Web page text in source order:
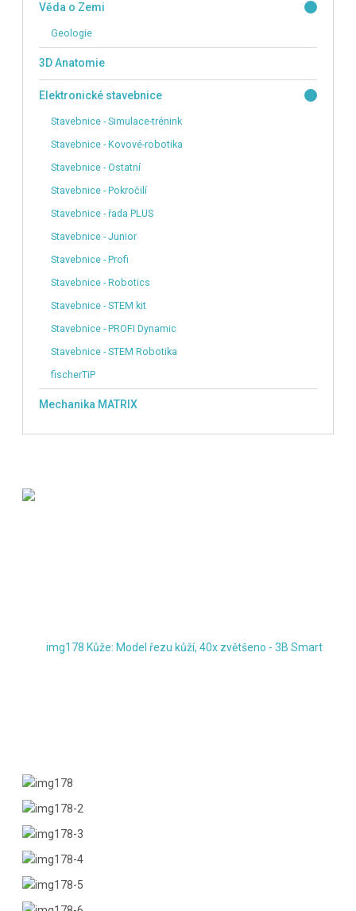
Věda o Zemi
Geologie
3D Anatomie
Elektronické stavebnice
Stavebnice - Simulace-trénink
Stavebnice - Kovové-robotika
Stavebnice - Ostatní
Stavebnice - Pokročilí
Stavebnice - řada PLUS
Stavebnice - Junior
Stavebnice - Profi
Stavebnice - Robotics
Stavebnice - STEM kit
Stavebnice - PROFI Dynamic
Stavebnice - STEM Robotika
fischerTiP
Mechanika MATRIX